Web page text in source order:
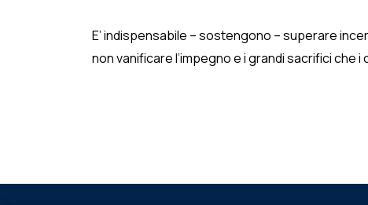
E’ indispensabile – sostengono – superare
non vanificare l’impegno e i grandi sacrifici che